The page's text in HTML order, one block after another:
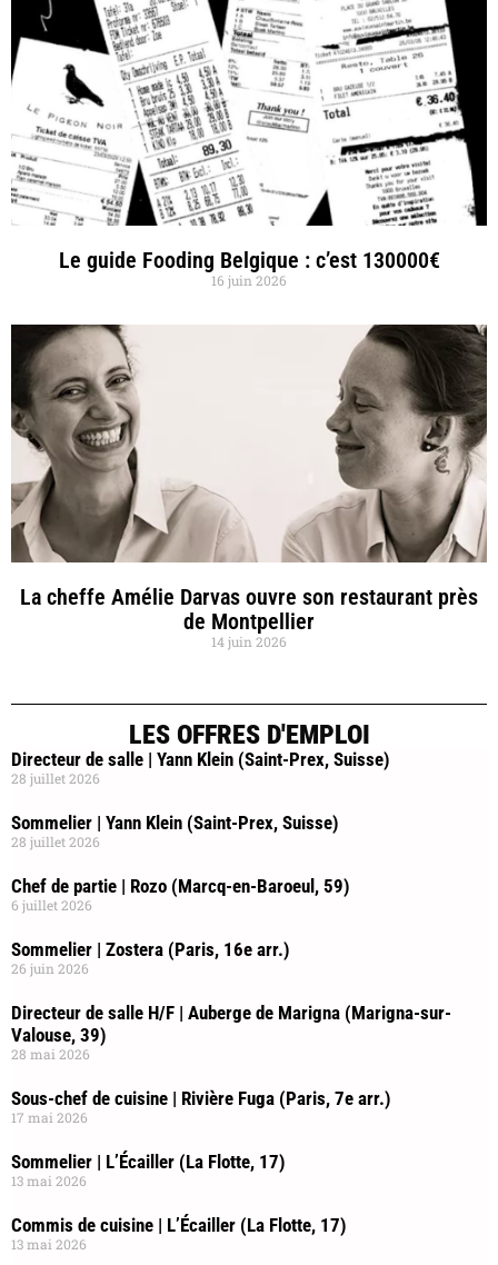
Le guide Fooding Belgique : c’est 130000€
16 juin 2026
La cheffe Amélie Darvas ouvre son restaurant près
de Montpellier
14 juin 2026
LES OFFRES D'EMPLOI
Directeur de salle | Yann Klein (Saint-Prex, Suisse)
28 juillet 2026
Sommelier | Yann Klein (Saint-Prex, Suisse)
28 juillet 2026
Chef de partie | Rozo (Marcq-en-Baroeul, 59)
6 juillet 2026
Sommelier | Zostera (Paris, 16e arr.)
26 juin 2026
Directeur de salle H/F | Auberge de Marigna (Marigna-sur-
Valouse, 39)
28 mai 2026
Sous-chef de cuisine | Rivière Fuga (Paris, 7e arr.)
17 mai 2026
Sommelier | L’Écailler (La Flotte, 17)
13 mai 2026
Commis de cuisine | L’Écailler (La Flotte, 17)
13 mai 2026